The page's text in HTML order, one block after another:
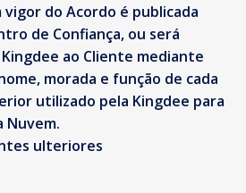
do Acordo é publicada
de Confiança, ou será
ao Cliente mediante
morada e função de cada
utilizado pela Kingdee para
Nuvem.
ulteriores